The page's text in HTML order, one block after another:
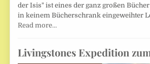
der Isis" ist eines der ganz großen
in keinem Bücherschrank eingeweihter
Read more…
Livingstones Expedition